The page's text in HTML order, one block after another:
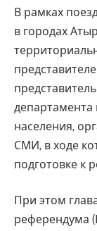
В рамках
в городах
населения,
СМИ, в ходе
подготовке к
При этом
референдума